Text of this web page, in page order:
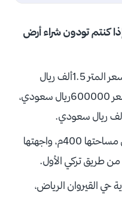
كنتم تودون شراء أرض
أرض مساحتها 400متر مربع، سعر المتر 1.5ألف ريال
سعودي، وهو قابل للسكن السعر 600000ريال سعودي،
أرض للبيع بحي جوهرة القيروان مساحتها 400م، واجهتها
حي القيروان الرياض،